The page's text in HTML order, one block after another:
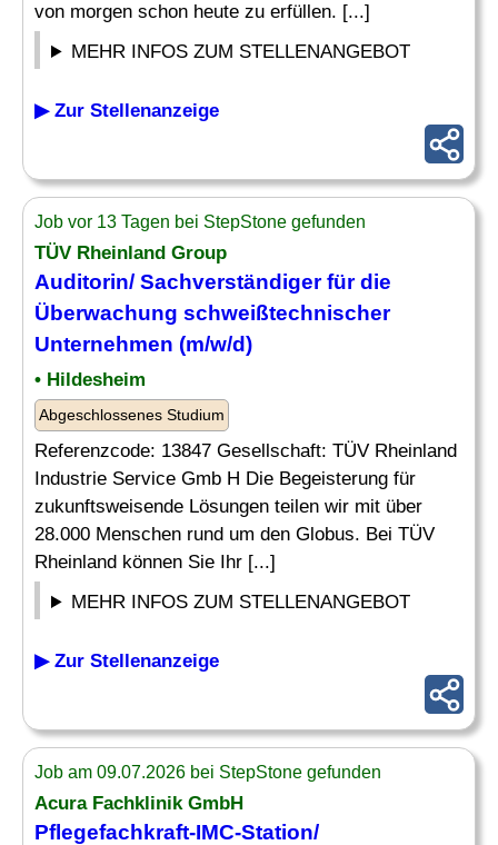
von morgen schon heute zu erfüllen. [...]
MEHR INFOS ZUM STELLENANGEBOT
▶ Zur Stellenanzeige
Job vor 13 Tagen bei StepStone gefunden
TÜV Rheinland Group
Auditorin/ Sachverständiger für die
Überwachung schweißtechnischer
Unternehmen (m/w/d)
• Hildesheim
Abgeschlossenes Studium
Referenzcode: 13847 Gesellschaft: TÜV Rheinland
Industrie Service Gmb H Die Begeisterung für
zukunftsweisende Lösungen teilen wir mit über
28.000 Menschen rund um den Globus. Bei TÜV
Rheinland können Sie Ihr [...]
MEHR INFOS ZUM STELLENANGEBOT
▶ Zur Stellenanzeige
Job am 09.07.2026 bei StepStone gefunden
Acura Fachklinik GmbH
Pflegefachkraft-IMC-Station/